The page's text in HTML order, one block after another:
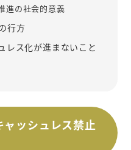
進の社会的意義
行方
レス化が進まないこと
ッシュレス禁止